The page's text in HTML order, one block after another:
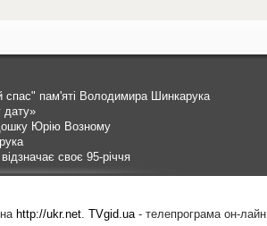
спас" пам'яті Володимира Шинкарука
дату»
Юрію Возному
своє 95-річчя
http://ukr.net TVgid.ua - телепрограма он-лайн.